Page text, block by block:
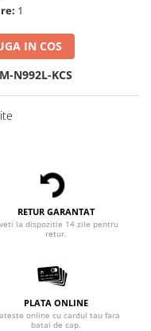
1
IN COS
N992L-KCS
RETUR GARANTAT
la dispozitie 14 zile pentru
retur.
PLATA ONLINE
online cu cardul tau fara
batai de cap.